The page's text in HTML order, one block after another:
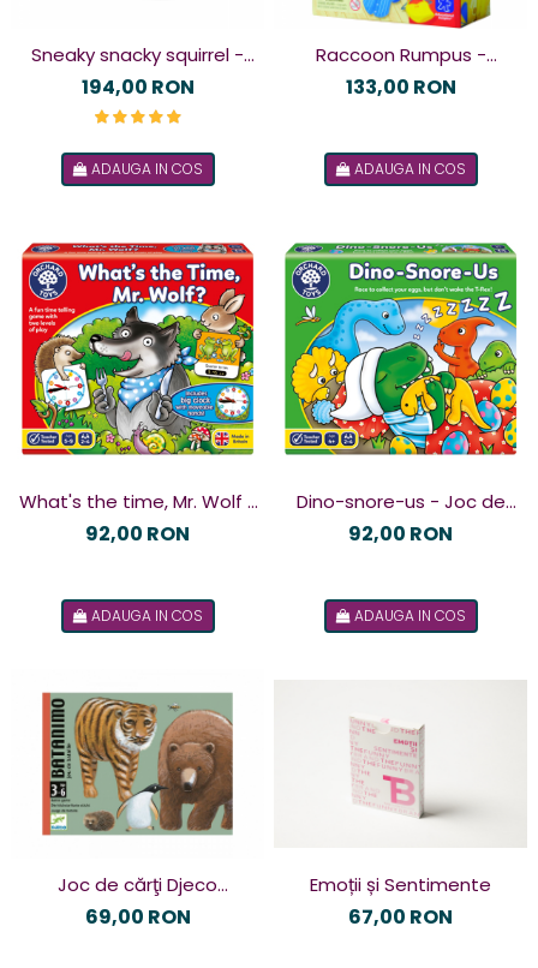
Sneaky snacky squirrel -
Veverita vicleana - joc de
familie
194,00 RON
ADAUGA IN COS
Raccoon Rumpus -
Taraboiul ratonului
133,00 RON
ADAUGA IN COS
What's the time, Mr. Wolf -
Joc de familie
92,00 RON
ADAUGA IN COS
Dino-snore-us - Joc de
familie
92,00 RON
ADAUGA IN COS
Joc de cărţi Djeco
Batanimo
69,00 RON
Emoții și Sentimente
67,00 RON